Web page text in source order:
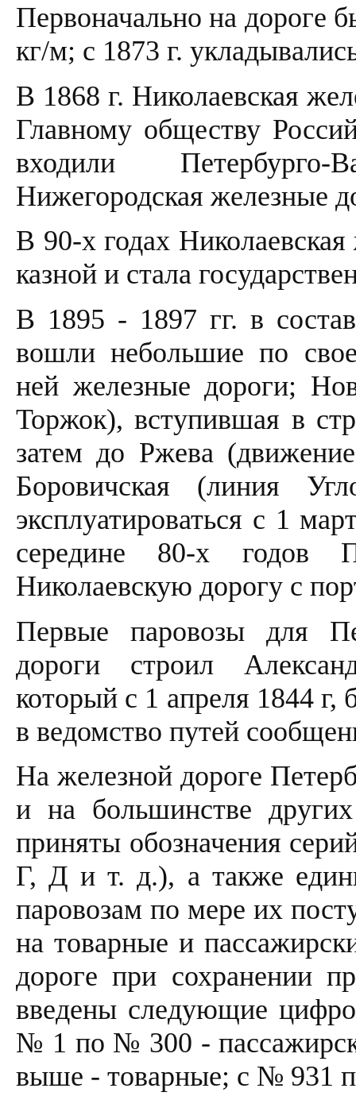
Первоначально на дороге
кг/м; с 1873 г.
В 1868 г. Николаевская
Главному обществу
входили
Нижегородская железные
В 90-х годах
казной и стала
В 1895 - 1897 гг. в
вошли небольшие по
ней железные дороги;
Торжок), вступившая в
затем до Ржева
Боровичская (линия
эксплуатироваться с 1
середине 80-х годов
Николаевскую дорогу с
Первые паровозы для
дороги строил
который с 1 апреля 1844 г,
в ведомство путей
На железной дороге
и на большинстве
приняты обозначения
Г, Д и т. д.), а также
паровозам по мере их
на товарные и
дороге при сохранении
введены следующие
№ 1 по № 300 -
выше - товарные; с № 931